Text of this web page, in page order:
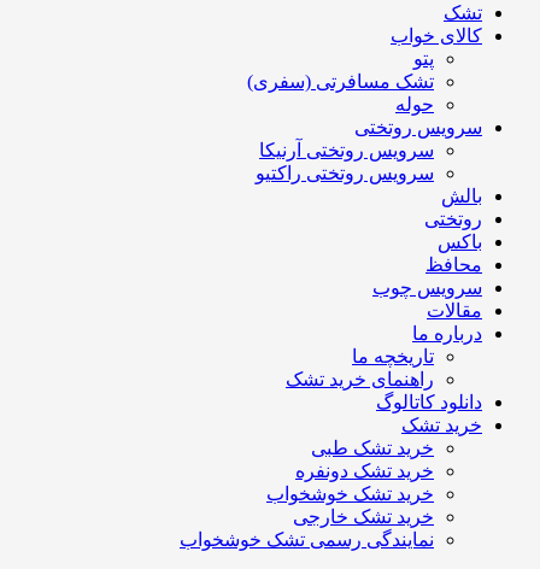
تشک
کالای خواب
پتو
تشک مسافرتی (سفری)
حوله
سرویس روتختی
سرویس روتختی آرنیکا
سرویس روتختی راکتیو
بالش
روتختی
باکس
محافظ
سرویس چوب
مقالات
درباره ما
تاریخچه ما
راهنمای خرید تشک
دانلود کاتالوگ
خرید تشک
خرید تشک طبی
خرید تشک دونفره
خرید تشک خوشخواب
خرید تشک خارجی
نمایندگی رسمی تشک خوشخواب